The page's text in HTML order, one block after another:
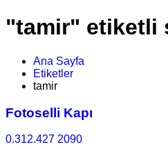
"tamir" etiketli
Ana Sayfa
Etiketler
tamir
Fotoselli Kapı
0.312.427 2090